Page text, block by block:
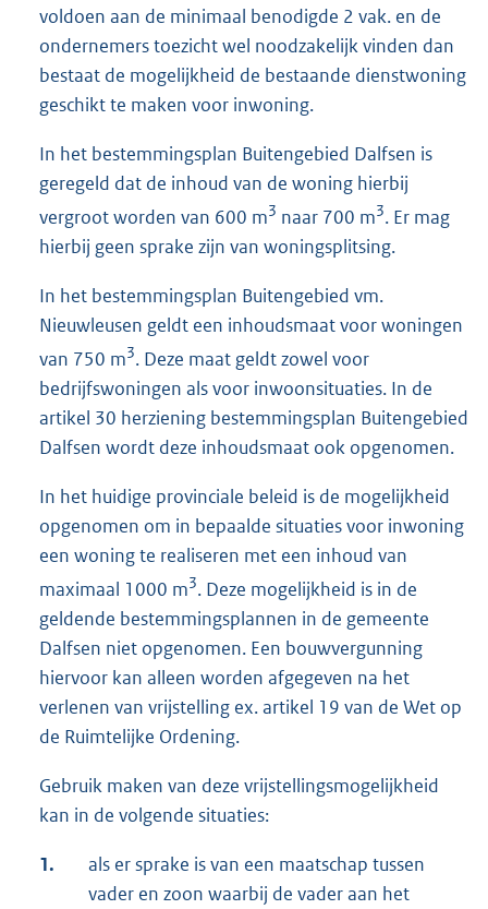
voldoen aan de minimaal benodigde 2 vak. en de
ondernemers toezicht wel noodzakelijk vinden dan
bestaat de mogelijkheid de bestaande dienstwoning
geschikt te maken voor inwoning.
In het bestemmingsplan Buitengebied Dalfsen is
geregeld dat de inhoud van de woning hierbij
vergroot worden van 600 m3 naar 700 m3. Er mag
hierbij geen sprake zijn van woningsplitsing.
In het bestemmingsplan Buitengebied vm.
Nieuwleusen geldt een inhoudsmaat voor woningen
van 750 m3. Deze maat geldt zowel voor
bedrijfswoningen als voor inwoonsituaties. In de
artikel 30 herziening bestemmingsplan Buitengebied
Dalfsen wordt deze inhoudsmaat ook opgenomen.
In het huidige provinciale beleid is de mogelijkheid
opgenomen om in bepaalde situaties voor inwoning
een woning te realiseren met een inhoud van
maximaal 1000 m3. Deze mogelijkheid is in de
geldende bestemmingsplannen in de gemeente
Dalfsen niet opgenomen. Een bouwvergunning
hiervoor kan alleen worden afgegeven na het
verlenen van vrijstelling ex. artikel 19 van de Wet op
de Ruimtelijke Ordening.
Gebruik maken van deze vrijstellingsmogelijkheid
kan in de volgende situaties:
1.
als er sprake is van een maatschap tussen
vader en zoon waarbij de vader aan het